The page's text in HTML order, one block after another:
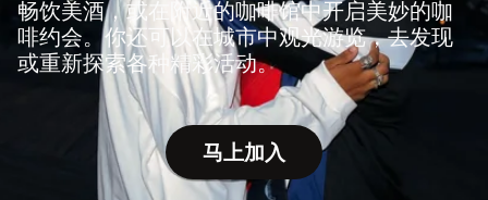
畅饮美酒，或在附近的咖啡馆中开启美妙的咖
啡约会。你还可以在城市中观光游览，去发现
或重新探索各种精彩活动。
马上加入